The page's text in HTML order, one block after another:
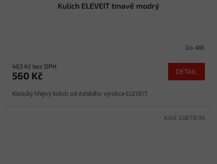
Kulich ELEVEIT tmavě modrý
Do 48h
463 Kč bez DPH
560 Kč DETAIL
Klasický hřejivý kulich od italského výrobce ELEVEIT.
Kód: 10879/36